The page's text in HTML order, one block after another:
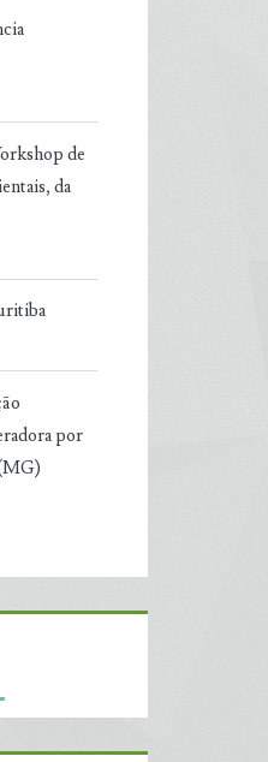
de
da
por